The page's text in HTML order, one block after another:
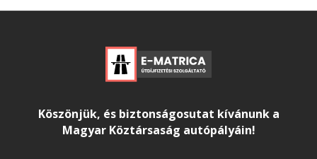
Köszönjük, és biztonságosutat kívánunk a
Magyar Köztársaság autópályáin!